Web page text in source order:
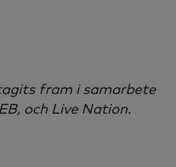
fram i samarbete
och Live Nation.